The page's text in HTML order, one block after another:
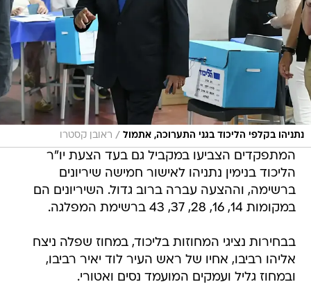
נתניהו בקלפי הליכוד בגני התערוכה, אתמול / ראובן קסטרו
המתפקדים הצביעו במקביל גם בעד הצעת יו"ר
הליכוד בנימין נתניהו לאישור חמישה שיריונים
ברשימה, וההצעה עברה ברוב גדול. השיריונים הם
במקומות 14, 16, 28, 37, 43 ברשימת המפלגה.
בבחירות נציגי המחוזות בליכוד, במחוז שפלה ניצח
אליהו רביבו, אחיו של ראש העיר לוד יאיר רביבו,
ובמחוז גליל ועמקים המועמד נסים ואטורי.